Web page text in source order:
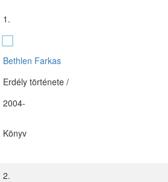
1.
Bethlen Farkas
Erdély története /
2004-
Könyv
2.